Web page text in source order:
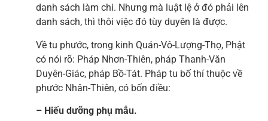
danh sách làm chi. Nhưng mà luật lệ ở đó phải lên
danh sách, thì thôi việc đó tùy duyên là được.
Về tu phước, trong kinh Quán-Vô-Lượng-Thọ, Phật
có nói rõ: Pháp Nhơn-Thiên, pháp Thanh-Văn
Duyên-Giác, pháp Bồ-Tát. Pháp tu bố thí thuộc về
phước Nhân-Thiên, có bốn điều:
– Hiếu dưỡng phụ mẫu.